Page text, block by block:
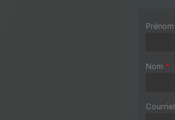
Prénom
Nom *
Courriel